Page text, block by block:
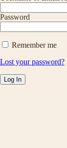
Password
Remember me
Lost your password?